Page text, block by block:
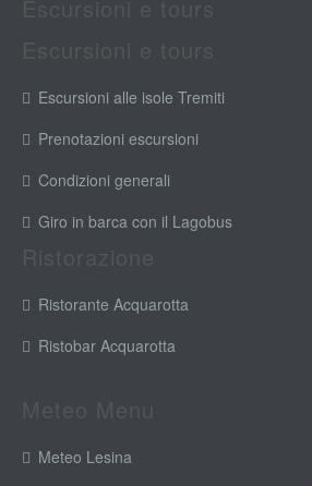
Escursioni alle isole Tremiti
Prenotazioni escursioni
Condizioni generali
Giro in barca con il Lagobus
Ristorante Acquarotta
Ristobar Acquarotta
Meteo Lesina